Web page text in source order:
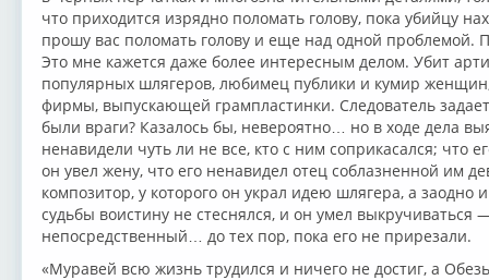
что приходится изрядно поломать голову, пока убийцу
прошу вас поломать голову и еще над одной проблемой.
Это мне кажется даже более интересным делом. Убит
популярных шлягеров, любимец публики и кумир женщин,
фирмы, выпускающей грампластинки. Следователь
были враги? Казалось бы, невероятно… но в ходе дела
ненавидели чуть ли не все, кто с ним соприкасался; что
он увел жену, что его ненавидел отец соблазненной им
композитор, у которого он украл идею шлягера, а заодно
судьбы воистину не стеснялся, и он умел
непосредственный… до тех пор, пока его не прирезали.
«Муравей всю жизнь трудился и ничего не достиг, а